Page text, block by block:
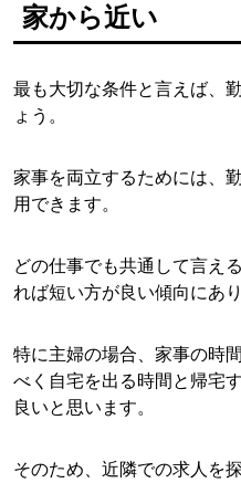
家から近い
最も大切な条件と言えば、
ょう。
家事を両立するためには、
用できます。
どの仕事でも共通して言え
れば短い方が良い傾向にあり
特に主婦の場合、家事の時
べく自宅を出る時間と帰宅
良いと思います。
そのため、近隣での求人を